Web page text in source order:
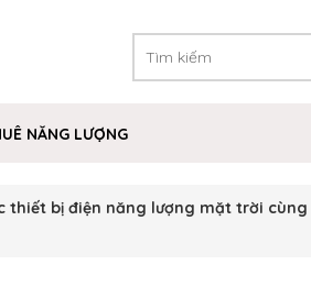
NĂNG LƯỢNG
bị điện năng lượng mặt trời